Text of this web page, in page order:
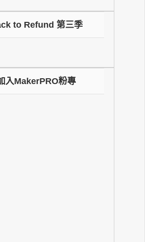
to Refund 第三季
入MakerPRO粉專